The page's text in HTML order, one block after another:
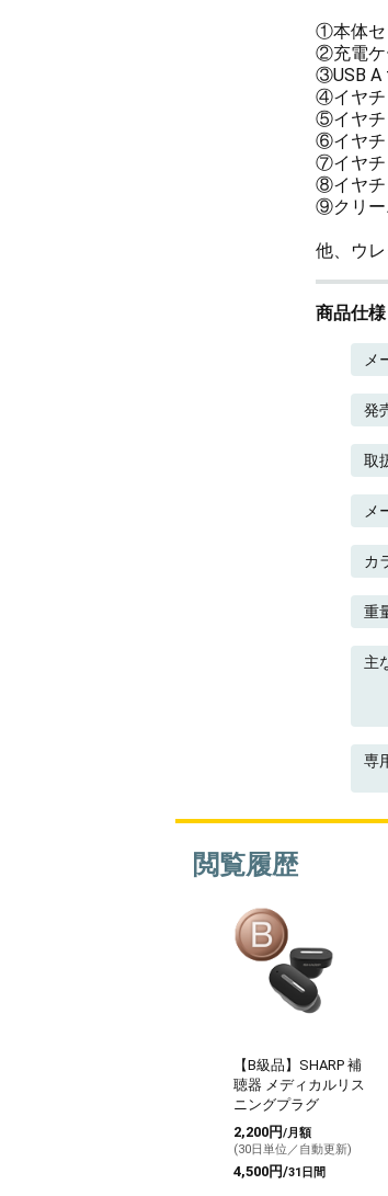
①本体セ
②充電ケ
③USB A
④イヤチ
⑤イヤチ
⑥イヤチ
⑦イヤチ
⑧イヤチ
⑨クリー
他、ウ
商品仕様
メ
発
取
メ
カ
重
主
専
閲覧履歴
【B級品】SHARP 補
聴器 メディカルリス
ニングプラグ
2,200円/月額
(30日単位／自動更新)
4,500円/31日間